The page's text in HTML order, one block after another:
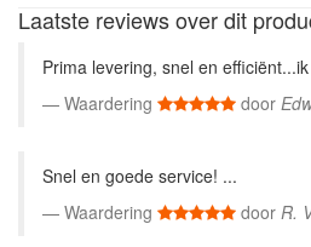
Laatste reviews over dit
Prima levering, snel en
Waardering
door
Snel en goede service! ...
Waardering
door R.